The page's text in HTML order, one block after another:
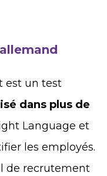
est un test
dans plus de
Language et
les employés.
de recrutement